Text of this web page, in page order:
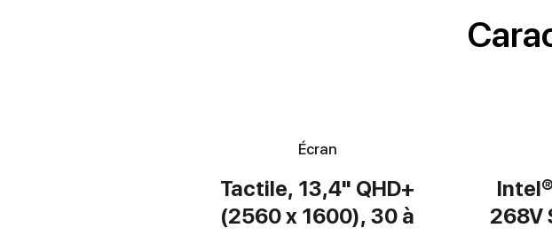
Écran
Tactile, 13,4" QHD+
(2560 x 1600), 30 à
268V